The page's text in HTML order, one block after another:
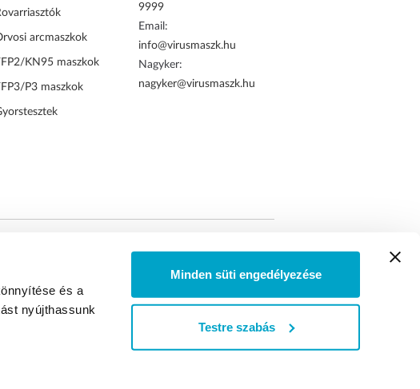
és a
nyújthassunk
Minden süti engedélyezése
Testre szabás
arcmaszkok
KN95 maszkok
P3 maszkok
9999
Email:
info@virusmaszk.hu
Nagyker:
nagyker@virusmaszk.hu